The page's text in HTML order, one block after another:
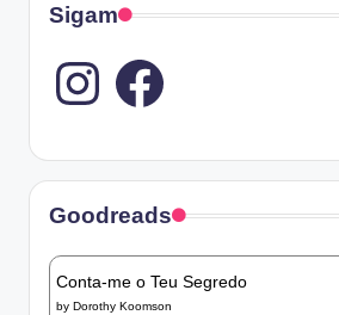
Sigam
Instagram
Goodreads
Conta-me o Teu Segredo
by Dorothy Koomson